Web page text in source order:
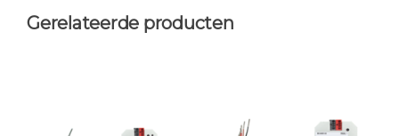
Gerelateerde producten